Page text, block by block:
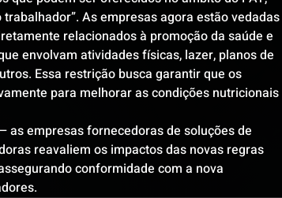
As empresas agora estão vedadas
relacionados à promoção da saúde e
envolvam atividades físicas, lazer, planos de
Essa restrição busca garantir que os
para melhorar as condições nutricionais
empresas fornecedoras de soluções de
reavaliem os impactos das novas regras
conformidade com a nova